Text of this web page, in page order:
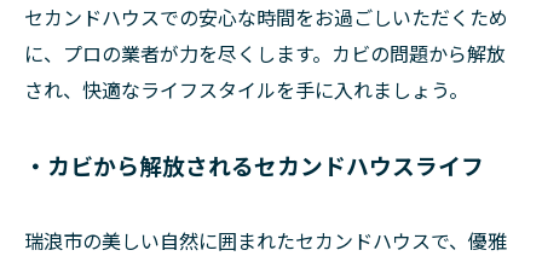
セカンドハウスでの安心な時間をお過ごしいただくため
に、プロの業者が力を尽くします。カビの問題から解放
され、快適なライフスタイルを手に入れましょう。
・カビから解放されるセカンドハウスライフ
瑞浪市の美しい自然に囲まれたセカンドハウスで、優雅